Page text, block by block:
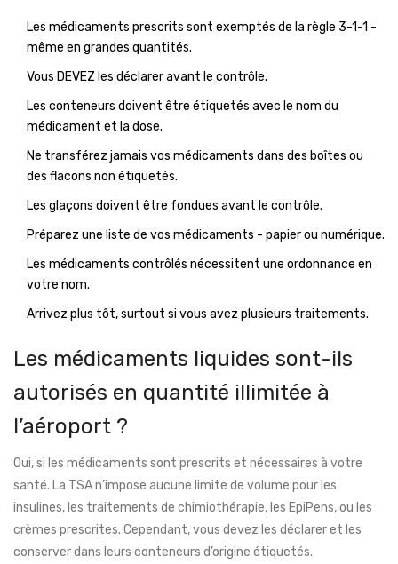
Les médicaments prescrits sont exemptés de la règle 3-1-1 -
même en grandes quantités.
Vous DEVEZ les déclarer avant le contrôle.
Les conteneurs doivent être étiquetés avec le nom du
médicament et la dose.
Ne transférez jamais vos médicaments dans des boîtes ou
des flacons non étiquetés.
Les glaçons doivent être fondues avant le contrôle.
Préparez une liste de vos médicaments - papier ou numérique.
Les médicaments contrôlés nécessitent une ordonnance en
votre nom.
Arrivez plus tôt, surtout si vous avez plusieurs traitements.
Les médicaments liquides sont-ils
autorisés en quantité illimitée à
l’aéroport ?
Oui, si les médicaments sont prescrits et nécessaires à votre
santé. La TSA n’impose aucune limite de volume pour les
insulines, les traitements de chimiothérapie, les EpiPens, ou les
crèmes prescrites. Cependant, vous devez les déclarer et les
conserver dans leurs conteneurs d’origine étiquetés.